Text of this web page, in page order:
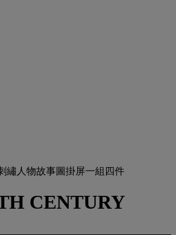
繡人物故事圖掛屏一組四件
CENTURY